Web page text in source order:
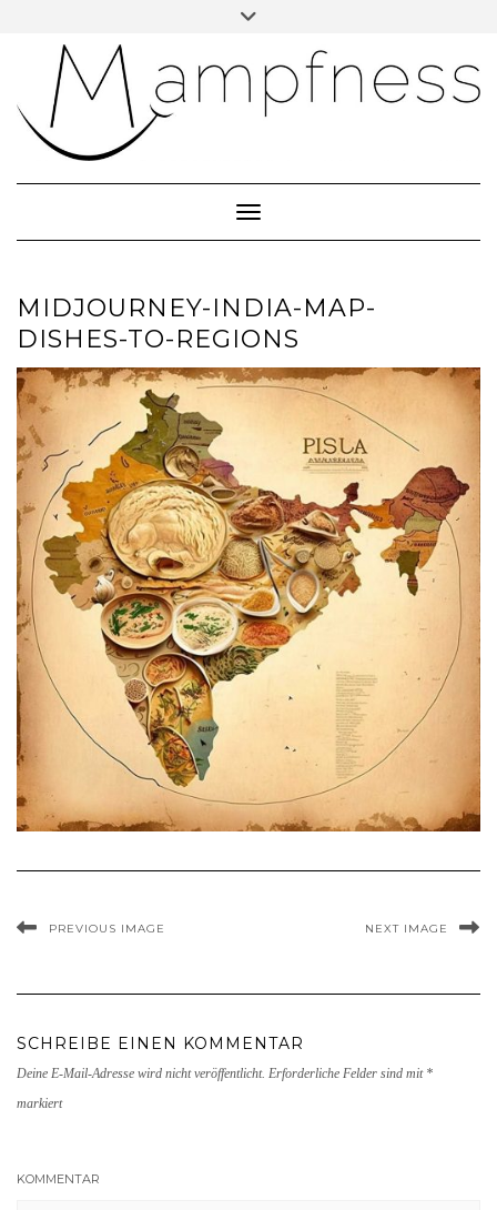
IMPRESSUM
DATENSCHUTZ
Toggle Navigation
MIDJOURNEY-INDIA-MAP-
DISHES-TO-REGIONS
PREVIOUS IMAGE NEXT IMAGE
SCHREIBE EINEN KOMMENTAR
Deine E-Mail-Adresse wird nicht veröffentlicht. Erforderliche Felder sind mit *
markiert
KOMMENTAR